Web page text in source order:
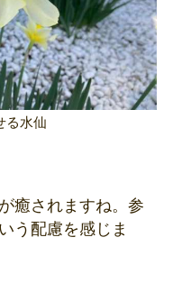
る水仙
癒されますね。参
う配慮を感じま